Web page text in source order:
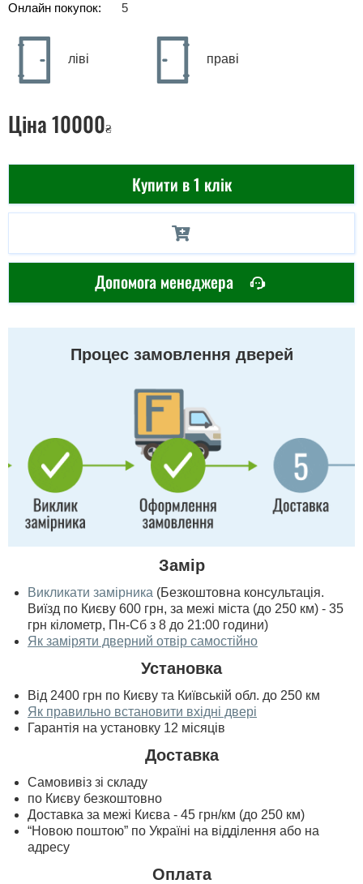
Онлайн покупок: 5
ліві праві
Ціна10000₴
Купити в 1 клік
Допомога менеджера
Процес замовлення дверей
Замір
Викликати замірника (Безкоштовна консультація.
Виїзд по Києву 600 грн, за межі міста (до 250 км) - 35
грн кілометр, Пн-Сб з 8 до 21:00 години)
Як заміряти дверний отвір самостійно
Установка
Від 2400 грн по Києву та Київській обл. до 250 км
Як правильно встановити вхідні двері
Гарантія на установку 12 місяців
Доставка
Самовивіз зі складу
по Києву безкоштовно
Доставка за межі Києва - 45 грн/км (до 250 км)
“Новою поштою” по Україні на відділення або на
адресу
Оплата